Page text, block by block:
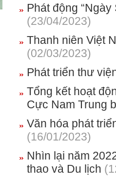
Phát động
(23/04/2023)
Thanh niên Việt
(02/03/2023)
Phát triển thư
Tổng kết hoạt
Cực Nam Trung
Văn hóa phát
(16/01/2023)
Nhìn lại năm
thao và Du lịch